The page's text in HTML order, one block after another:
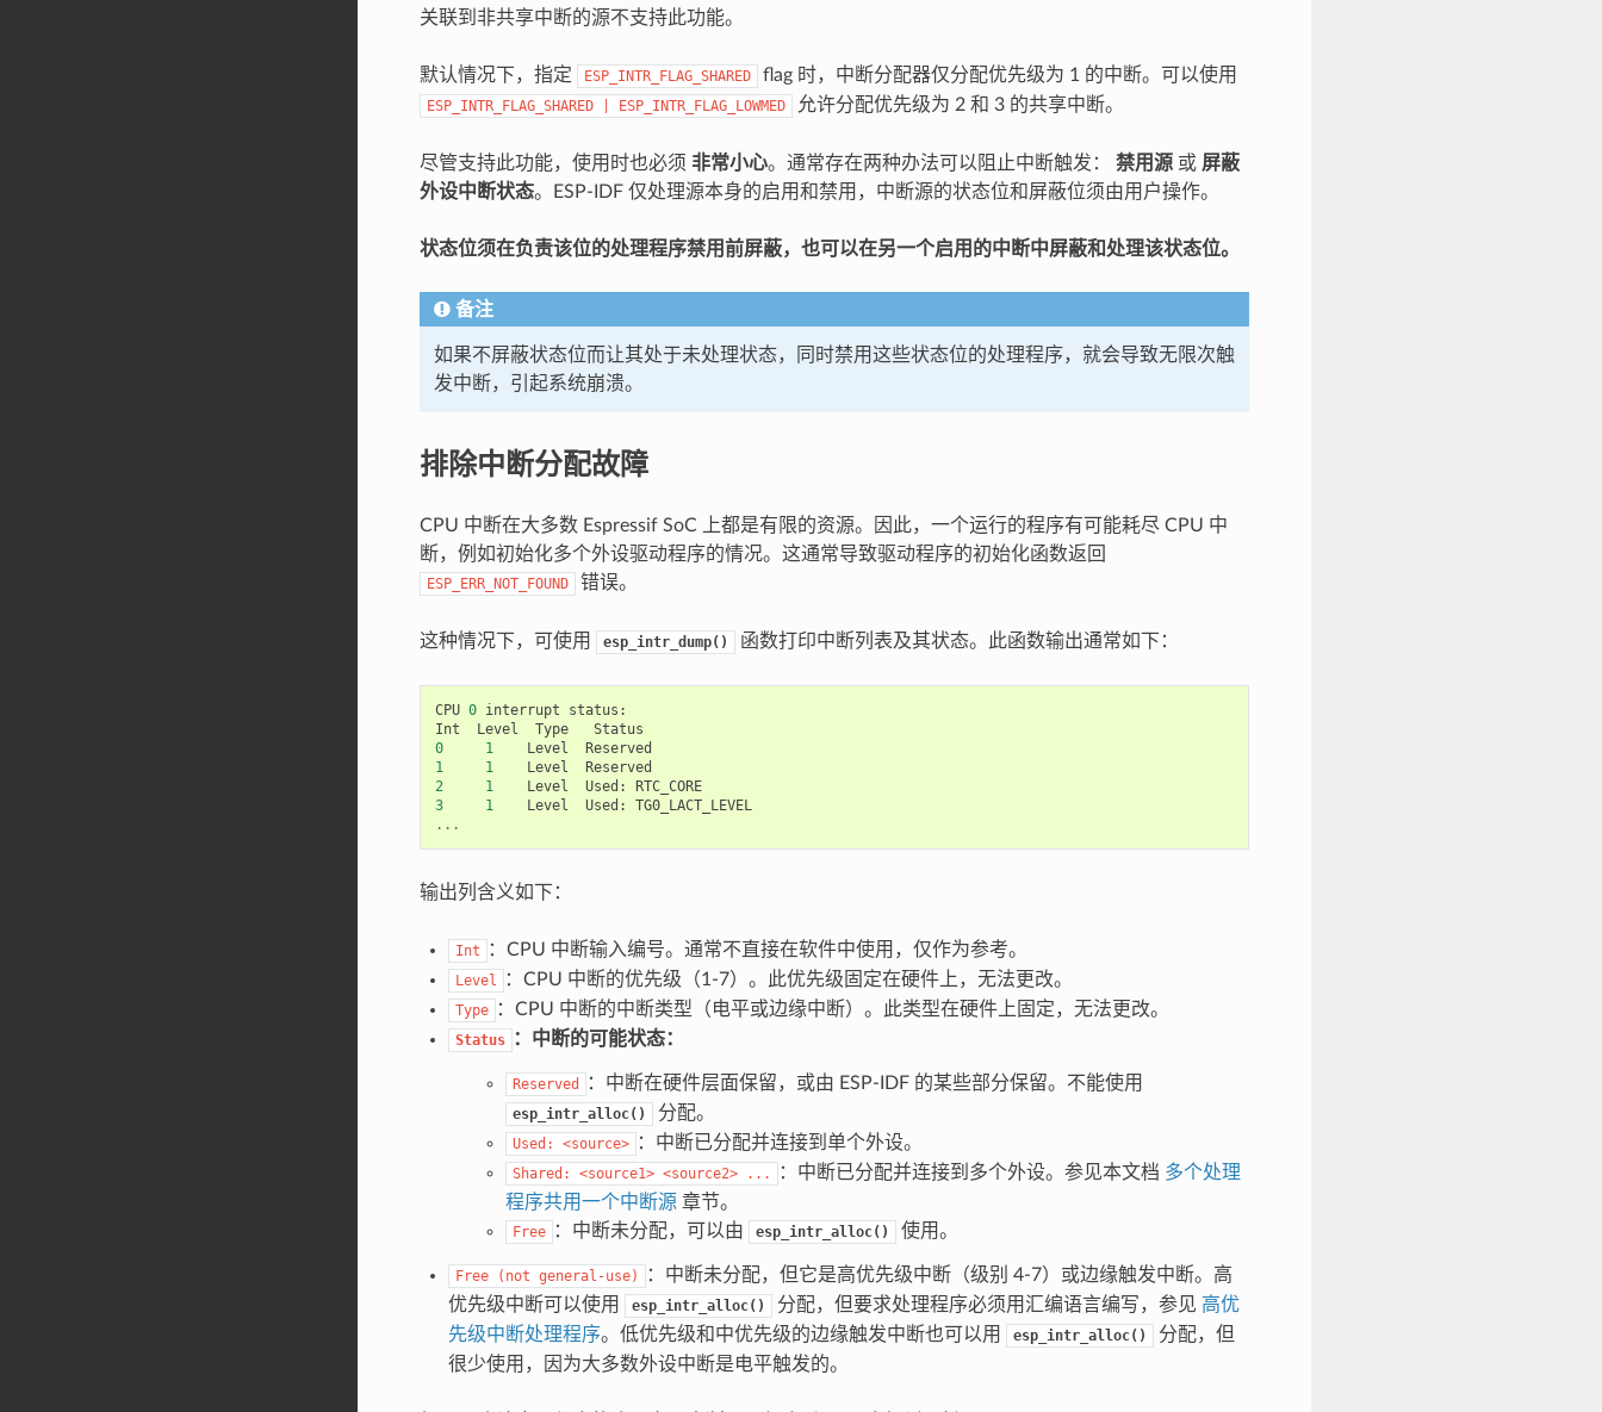
关联到非共享中断的源不支持此功能。
默认情况下，指定 ESP_INTR_FLAG_SHARED flag 时，中断分配器仅分配优先级为 1 的中断。可以使用
ESP_INTR_FLAG_SHARED ESP_INTR_FLAG_LOWMED 允许分配优先级为 2 和 3 的共享中断。
尽管支持此功能，使用时也必须 非常小心。通常存在两种办法可以阻止中断触发： 禁用源或 屏蔽
外设中断状态。ESP-IDF 仅处理源本身的启用和禁用，中断源的状态位和屏蔽位须由用户操作。
状态位须在负责该位的处理程序禁用前屏蔽，也可以在另一个启用的中断中屏蔽和处理该状态位。
备注
如果不屏蔽状态位而让其处于未处理状态，同时禁用这些状态位的处理程序，就会导致无限次触
发中断，引起系统崩溃。
排除中断分配故障
CPU 中断在大多数 Espressif SoC 上都是有限的资源。因此，一个运行的程序有可能耗尽 CPU 中
断，例如初始化多个外设驱动程序的情况。这通常导致驱动程序的初始化函数返回
ESP_ERR_NOT_FOUND 错误。
这种情况下，可使用 esp_intr_dump() 函数打印中断列表及其状态。此函数输出通常如下：
CPU 0 interrupt status :
Int
Level Type
Status
0
1 Level
Reserved
1
1 Level
Reserved
2
1 Level Used :
RTC_CORE
3
1 Level Used :
TG0_LACT_LEVEL
...
输出列含义如下：
Int ：CPU 中断输入编号。通常不直接在软件中使用，仅作为参考。
Level ：CPU 中断的优先级（1-7）。此优先级固定在硬件上，无法更改。
Type ：CPU 中断的中断类型（电平或边缘中断）。此类型在硬件上固定，无法更改。
Status ：中断的可能状态：
Reserved ：中断在硬件层面保留，或由 ESP-IDF 的某些部分保留。不能使用
esp_intr_alloc() 分配。
Used: <source> ：中断已分配并连接到单个外设。
Shared: <source1> <source2> ... ：中断已分配并连接到多个外设。参见本文档 多个处理
程序共用一个中断源 章节。
Free ：中断未分配，可以由 esp_intr_alloc() 使用。
Free (not general-use)
：中断未分配，但它是高优先级中断（级别 4-7）或边缘触发中断。高
优先级中断可以使用
esp_intr_alloc() 分配，但要求处理程序必须用汇编语言编写，参见 高优
先级中断处理程序。低优先级和中优先级的边缘触发中断也可以用 esp_intr_alloc()
分配，但
很少使用，因为大多数外设中断是电平触发的。